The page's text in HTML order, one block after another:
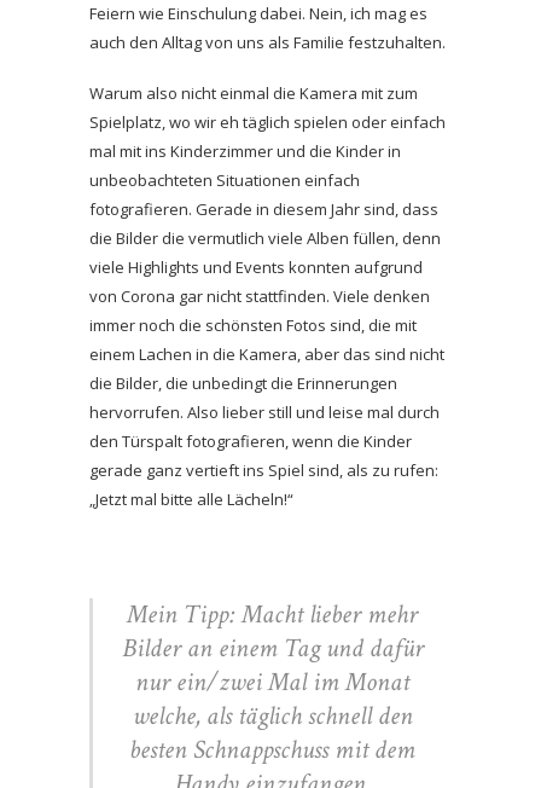
Feiern wie Einschulung dabei. Nein, ich mag es
auch den Alltag von uns als Familie festzuhalten.
Warum also nicht einmal die Kamera mit zum
Spielplatz, wo wir eh täglich spielen oder einfach
mal mit ins Kinderzimmer und die Kinder in
unbeobachteten Situationen einfach
fotografieren. Gerade in diesem Jahr sind, dass
die Bilder die vermutlich viele Alben füllen, denn
viele Highlights und Events konnten aufgrund
von Corona gar nicht stattfinden. Viele denken
immer noch die schönsten Fotos sind, die mit
einem Lachen in die Kamera, aber das sind nicht
die Bilder, die unbedingt die Erinnerungen
hervorrufen. Also lieber still und leise mal durch
den Türspalt fotografieren, wenn die Kinder
gerade ganz vertieft ins Spiel sind, als zu rufen:
„Jetzt mal bitte alle Lächeln!“
Mein Tipp: Macht lieber mehr
Bilder an einem Tag und dafür
nur ein/zwei Mal im Monat
welche, als täglich schnell den
besten Schnappschuss mit dem